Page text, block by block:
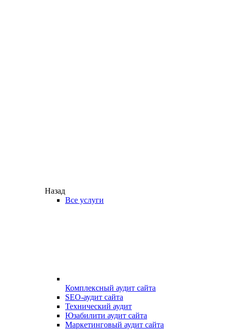
Назад
Все услуги
Комплексный аудит сайта
SEO-аудит сайта
Технический аудит
Юзабилити аудит сайта
Маркетинговый аудит сайта